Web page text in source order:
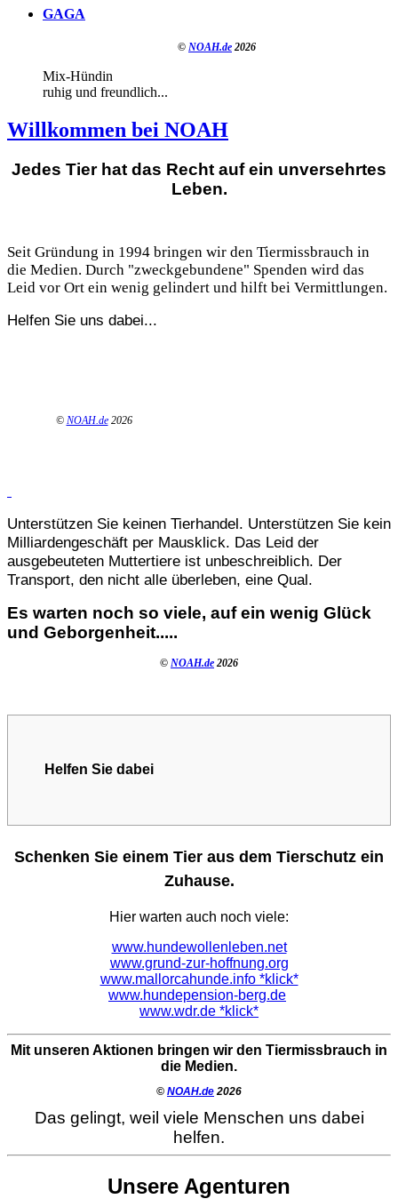
GAGA
© NOAH.de 2026
Mix-Hündin
ruhig und freundlich...
Willkommen bei NOAH
Jedes Tier hat das Recht auf ein unversehrtes
Leben.
Seit Gründung in 1994 bringen wir den Tiermissbrauch in
die Medien. Durch "zweckgebundene" Spenden wird das
Leid vor Ort ein wenig gelindert und hilft bei Vermittlungen.
Helfen Sie uns dabei...
© NOAH.de 2026
Unterstützen Sie keinen Tierhandel. Unterstützen Sie kein
Milliardengeschäft per Mausklick. Das Leid der
ausgebeuteten Muttertiere ist unbeschreiblich. Der
Transport, den nicht alle überleben, eine Qual.
Es warten noch so viele, auf ein wenig Glück
und Geborgenheit.....
© NOAH.de 2026
Helfen Sie dabei
Schenken Sie einem Tier aus dem Tierschutz ein
Zuhause.
Hier warten auch noch viele:
www.hundewollenleben.net
www.grund-zur-hoffnung.org
www.mallorcahunde.info *klick*
www.hundepension-berg.de
www.wdr.de *klick*
Mit unseren Aktionen bringen wir den Tiermissbrauch in
die Medien.
© NOAH.de 2026
Das gelingt, weil viele Menschen uns dabei
helfen.
Unsere Agenturen